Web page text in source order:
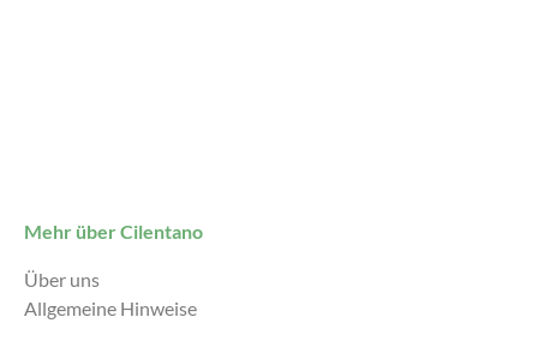
Mehr über Cilentano
Über uns
Allgemeine Hinweise